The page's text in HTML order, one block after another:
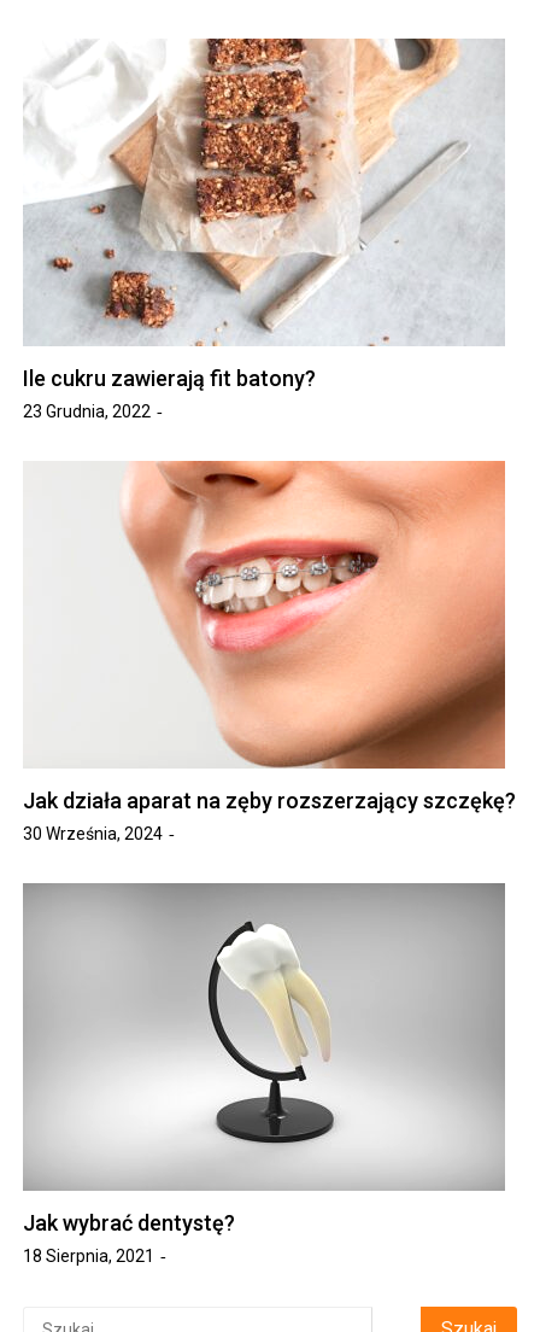
Ile cukru zawierają fit batony?
23 Grudnia, 2022
Jak działa aparat na zęby rozszerzający szczękę?
30 Września, 2024
Jak wybrać dentystę?
18 Sierpnia, 2021
Szukaj: